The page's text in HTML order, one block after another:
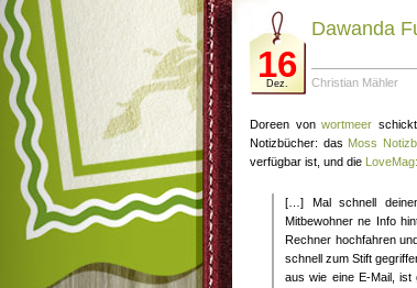
16
Dez.
Dawanda
Christian Mähler
Doreen von wortmeer
Notizbücher: das Moss
verfügbar ist, und die
[…] Mal schnell
Mitbewohner ne Info
Rechner hochfahren
schnell zum Stift
aus wie eine E-Mail,